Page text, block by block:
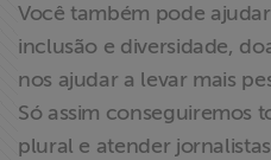
Você também pode
inclusão e diversidade,
nos ajudar a levar mais
Só assim conseguiremos
plural e atender